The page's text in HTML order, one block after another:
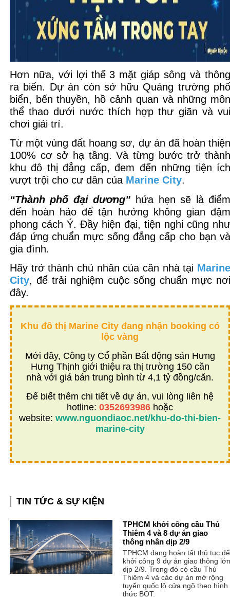
Hơn nữa, với lợi thế 3 mặt giáp sông và
ra biển. Dự án còn sở hữu Quảng trường
biển, bến thuyền, hồ cảnh quan và những
thể thao dưới nước thích hợp thư giãn và
chơi giải trí.
Từ một vùng đất hoang sơ, dự án đã hoàn
100% cơ sở hạ tầng. Và từng bước trở
khu đô thị đẳng cấp, đem đến những tiện
vượt trội cho cư dân của Marine City.
“Thành phố đại dương” hứa hẹn sẽ là
đến hoàn hảo để tận hưởng không gian
phong cách Ý. Đầy hiện đại, tiện nghi cũng
đáp ứng chuẩn mực sống đẳng cấp cho bạn
gia đình.
Hãy trở thành chủ nhân của căn nhà tại
City, để trải nghiệm cuộc sống chuẩn mực
đây.
Khu đô thị Marine City đang nhận booking có
lộc vàng
Mới đây, Công ty Cổ phần Bất động sản Hưng
Hưng Thịnh giới thiệu ra thị trường 150 căn
nhà với giá bán trung bình từ 4,1 tỷ đồng/căn.
Để biết thêm chi tiết về dự án, vui lòng liên hệ
hotline:0352693986 hoặc
website: www.nguondiaoc.net/khu-do-thi-bien-
marine-city
TIN TỨC & SỰ KIỆN
TPHCM khởi công cầu Thủ
Thiêm 4 và 8 dự án giao
thông nhân dịp 2/9
TPHCM đang hoàn tất thủ tục để
khởi công 9 dự án giao thông lớn
dịp 2/9. Trong đó có cầu Thủ
Thiêm 4 và các dự án mở rộng
tuyến quốc lộ cửa ngõ theo hình
thức BOT.